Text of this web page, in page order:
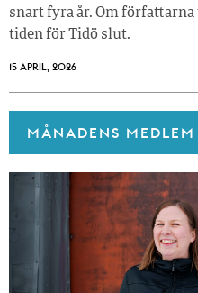
snart fyra år. Om
tiden för Tidö slut.
15 APRIL, 2026
MÅNADENS MEDLEM